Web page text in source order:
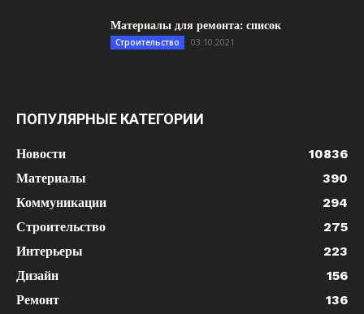
Материалы для ремонта: список
Строительство 03.10.2021
ПОПУЛЯРНЫЕ КАТЕГОРИИ
Новости
10836
Материалы
390
Коммуникации
294
Строительство
275
Интерьеры
223
Дизайн
156
Ремонт
136